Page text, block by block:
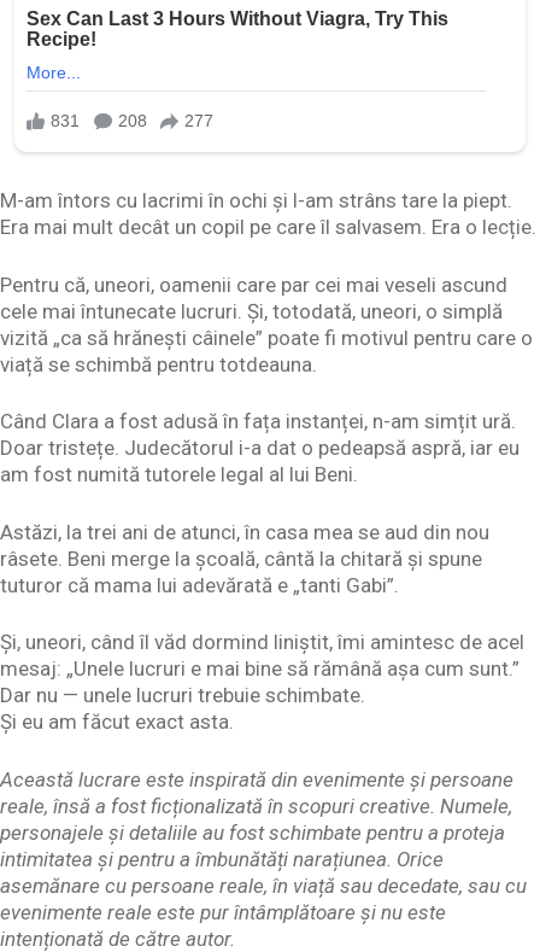
M-am întors cu lacrimi în ochi și l-am strâns tare la piept.
Era mai mult decât un copil pe care îl salvasem. Era o lecție.
Pentru că, uneori, oamenii care par cei mai veseli ascund
cele mai întunecate lucruri. Și, totodată, uneori, o simplă
vizită „ca să hrănești câinele” poate fi motivul pentru care o
viață se schimbă pentru totdeauna.
Când Clara a fost adusă în fața instanței, n-am simțit ură.
Doar tristețe. Judecătorul i-a dat o pedeapsă aspră, iar eu
am fost numită tutorele legal al lui Beni.
Astăzi, la trei ani de atunci, în casa mea se aud din nou
râsete. Beni merge la școală, cântă la chitară și spune
tuturor că mama lui adevărată e „tanti Gabi”.
Și, uneori, când îl văd dormind liniștit, îmi amintesc de acel
mesaj: „Unele lucruri e mai bine să rămână așa cum sunt.”
Dar nu — unele lucruri trebuie schimbate.
Și eu am făcut exact asta.
Această lucrare este inspirată din evenimente și persoane
reale, însă a fost ficționalizată în scopuri creative. Numele,
personajele și detaliile au fost schimbate pentru a proteja
intimitatea și pentru a îmbunătăți narațiunea. Orice
asemănare cu persoane reale, în viață sau decedate, sau cu
evenimente reale este pur întâmplătoare și nu este
intenționată de către autor.